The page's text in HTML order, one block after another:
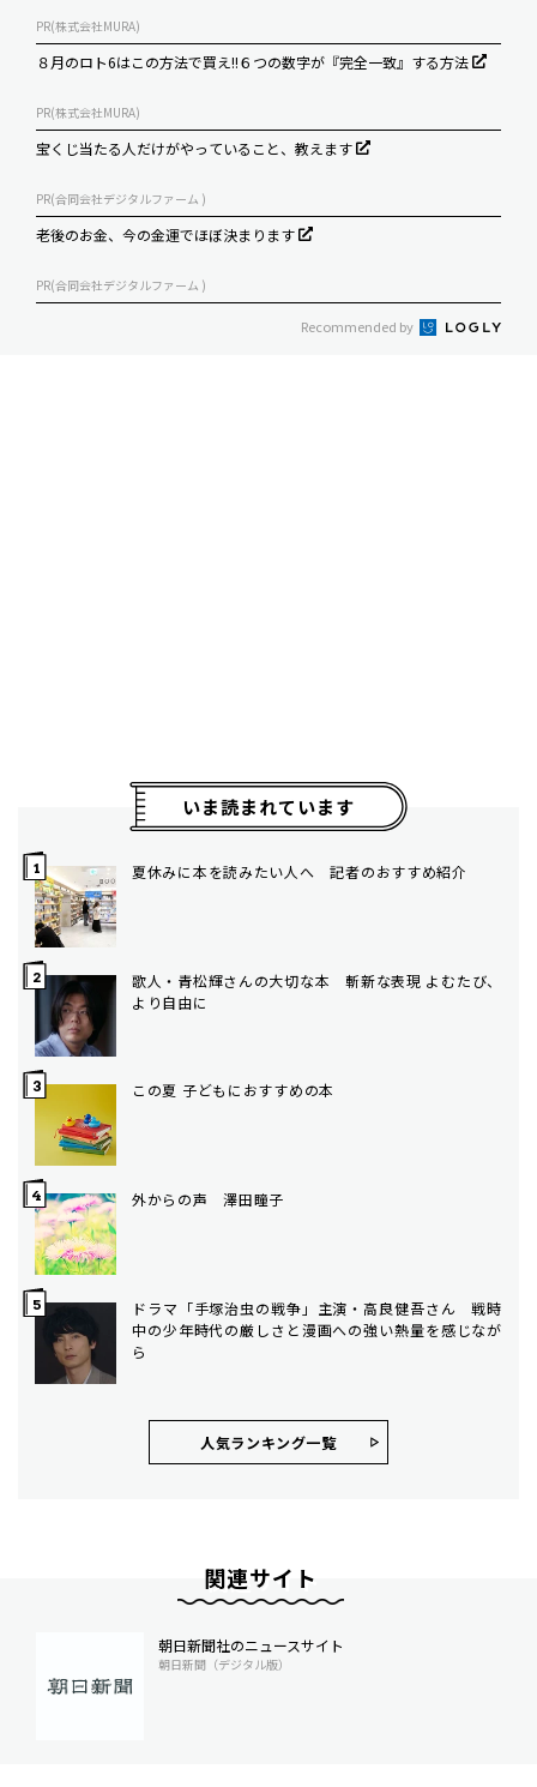
PR(株式会社MURA)
８月のロト6はこの方法で買え!!６つの数字が『完全一致』する方法
PR(株式会社MURA)
宝くじ当たる人だけがやっていること、教えます
PR(合同会社デジタルファーム )
老後のお金、今の金運でほぼ決まります
PR(合同会社デジタルファーム )
Recommended by
いま読まれています
夏休みに本を読みたい人へ 記者のおすすめ紹介
歌人・青松輝さんの大切な本 斬新な表現 よむたび、
より自由に
この夏 子どもにおすすめの本
外からの声 澤田瞳子
ドラマ「手塚治虫の戦争」主演・高良健吾さん 戦時
中の少年時代の厳しさと漫画への強い熱量を感じなが
ら
人気ランキング⼀覧
関連サイト
朝日新聞社のニュースサイト
朝日新聞（デジタル版）